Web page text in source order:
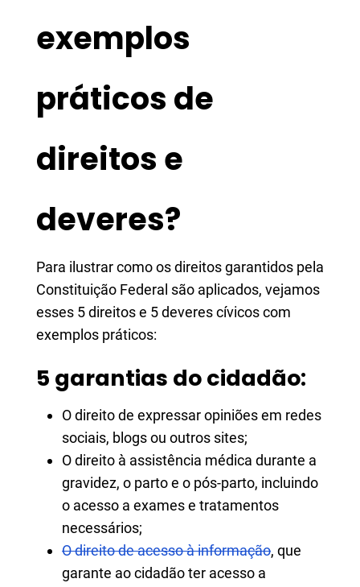
exemplos
práticos de
direitos e
deveres?
Para ilustrar como os direitos garantidos pela
Constituição Federal são aplicados, vejamos
esses 5 direitos e 5 deveres cívicos com
exemplos práticos:
5 garantias do cidadão:
O direito de expressar opiniões em redes
sociais, blogs ou outros sites;
O direito à assistência médica durante a
gravidez, o parto e o pós-parto, incluindo
o acesso a exames e tratamentos
necessários;
O direito de acesso à informação, que
garante ao cidadão ter acesso a